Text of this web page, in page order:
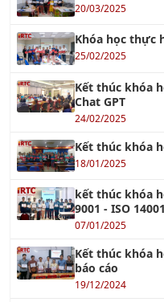
20/03/2025
Khóa học thực
25/02/2025
Kết thúc khóa
Chat GPT
24/02/2025
Kết thúc khóa
18/01/2025
kết thúc khóa
9001 - ISO
07/01/2025
Kết thúc khóa
báo cáo
19/12/2024